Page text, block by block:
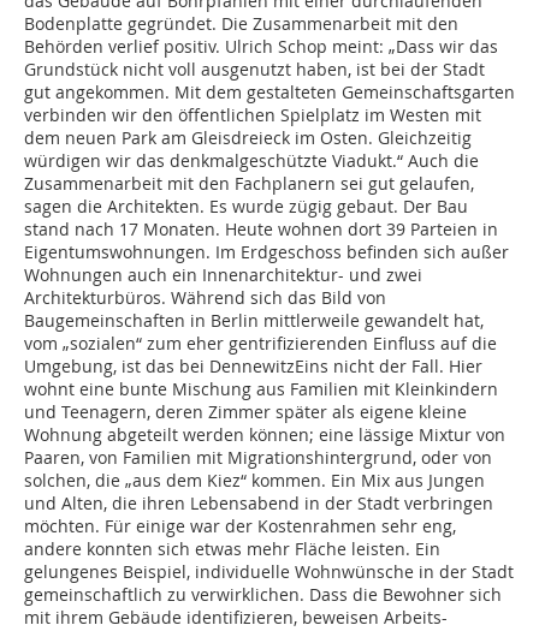
Bodenplatte gegründet. Die Zusammenarbeit mit den
Behörden verlief positiv. Ulrich Schop meint: „Dass wir das
Grundstück nicht voll ausgenutzt haben, ist bei der Stadt
gut angekommen. Mit dem gestalteten Gemeinschaftsgarten
verbinden wir den öffentlichen Spielplatz im Westen mit
dem neuen Park am Gleisdreieck im Osten. Gleichzeitig
würdigen wir das denkmalgeschützte Viadukt.“ Auch die
Zusammenarbeit mit den Fachplanern sei gut gelaufen,
sagen die Architekten. Es wurde zügig gebaut. Der Bau
stand nach 17 Monaten. Heute wohnen dort 39 Parteien in
Eigentumswohnungen. Im Erdgeschoss befinden sich außer
Wohnungen auch ein Innenarchitektur- und zwei
Architekturbüros. Während sich das Bild von
Baugemeinschaften in Berlin mittlerweile gewandelt hat,
vom „sozialen“ zum eher gentrifizierenden Einfluss auf die
Umgebung, ist das bei DennewitzEins nicht der Fall. Hier
wohnt eine bunte Mischung aus Familien mit Kleinkindern
und Teenagern, deren Zimmer später als eigene kleine
Wohnung abgeteilt werden können; eine lässige Mixtur von
Paaren, von Familien mit Migrationshintergrund, oder von
solchen, die „aus dem Kiez“ kommen. Ein Mix aus Jungen
und Alten, die ihren Lebensabend in der Stadt verbringen
möchten. Für ­einige war der Kostenrahmen sehr eng,
andere konnten sich etwas mehr Fläche leisten. Ein
gelungenes Beispiel, individuelle Wohnwünsche in der Stadt
gemeinschaftlich zu verwirklichen. Dass die Bewohner sich
mit ihrem Gebäude identifizieren, beweisen Arbeits-